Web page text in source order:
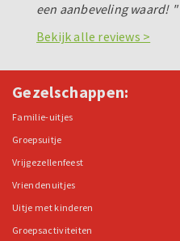
een aanbeveling waard! "
Bekijk alle reviews >
Gezelschappen:
Familie-uitjes
Groepsuitje
Vrijgezellenfeest
Vriendenuitjes
Uitje met kinderen
Groepsactiviteiten